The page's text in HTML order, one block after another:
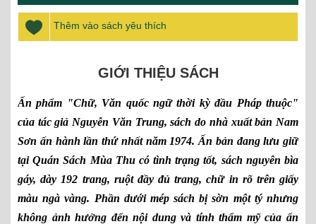
Thêm vào sách yêu thích
GIỚI THIỆU SÁCH
Ấn phẩm "Chữ, Văn quốc ngữ thời kỳ đầu Pháp thuộc"
của tác giả Nguyễn Văn Trung, sách do nhà xuất bản Nam
Sơn ấn hành lần thứ nhất năm 1974. Ấn bản đang lưu giữ
tại Quán Sách Mùa Thu có tình trạng tốt, sách nguyên bìa
gáy, dày 192 trang, ruột đầy đủ trang, chữ in rõ trên giấy
màu ngà vàng. Phần dưới mép sách bị sờn một tý nhưng
không ảnh hưởng đến nội dung và tính thẩm mỹ của ấn